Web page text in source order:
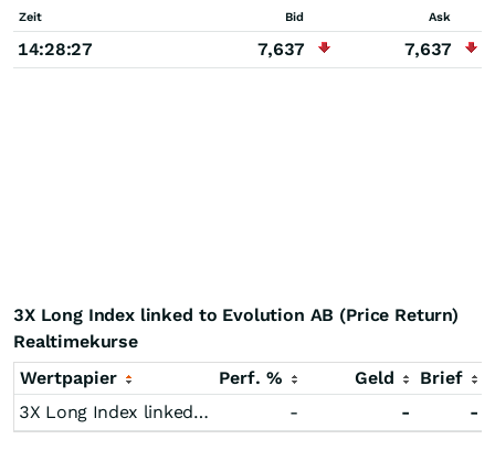
Zeit Bid Ask
14:28:27 7,637 7,637
3X Long Index linked to Evolution AB (Price Return)
Realtimekurse
Wertpapier
Perf. % Geld
Brief
3X Long Index linked to Evolution AB (Price Return)
- - -